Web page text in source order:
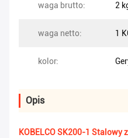
waga brutto: 2
waga netto: 1
kolor:
Opis
KOBELCO SK200-1